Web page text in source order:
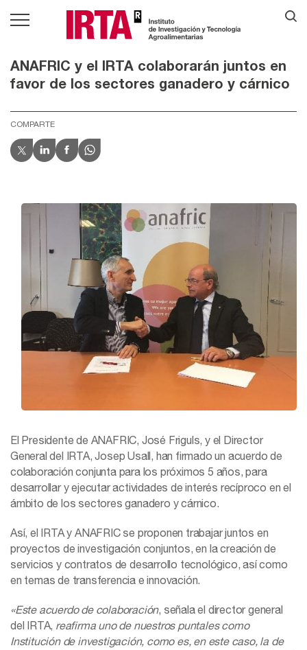
ANAFRIC y el IRTA colaborarán juntos en
favor de los sectores ganadero y cárnico
COMPARTE
El Presidente de ANAFRIC, José Friguls, y el Director
General del IRTA, Josep Usall, han firmado un acuerdo de
colaboración conjunta para los próximos 5 años, para
desarrollar y ejecutar actividades de interés recíproco en el
ámbito de los sectores ganadero y cárnico.
Así, el IRTA y ANAFRIC se proponen trabajar juntos en
proyectos de investigación conjuntos, en la creación de
servicios y contratos de desarrollo tecnológico, así como
en temas de transferencia e innovación.
«Este acuerdo de colaboración, señala el director general
del IRTA, reafirma uno de nuestros puntales como
Institución de investigación, como es, en este caso, la de